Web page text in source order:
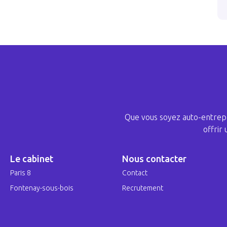
Que vous soyez auto-
offrir
Le cabinet
Paris 8
Fontenay-sous-bois
Nous contacter
Contact
Recrutement